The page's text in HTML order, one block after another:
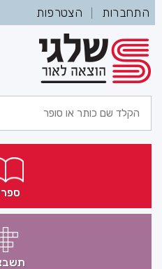
התחברות הצטרפות